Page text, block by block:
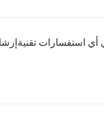
أي استفسارات